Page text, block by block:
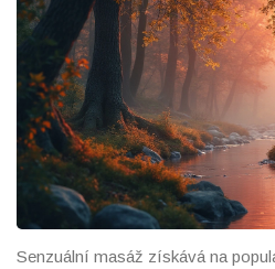
Senzuální masáž získává na